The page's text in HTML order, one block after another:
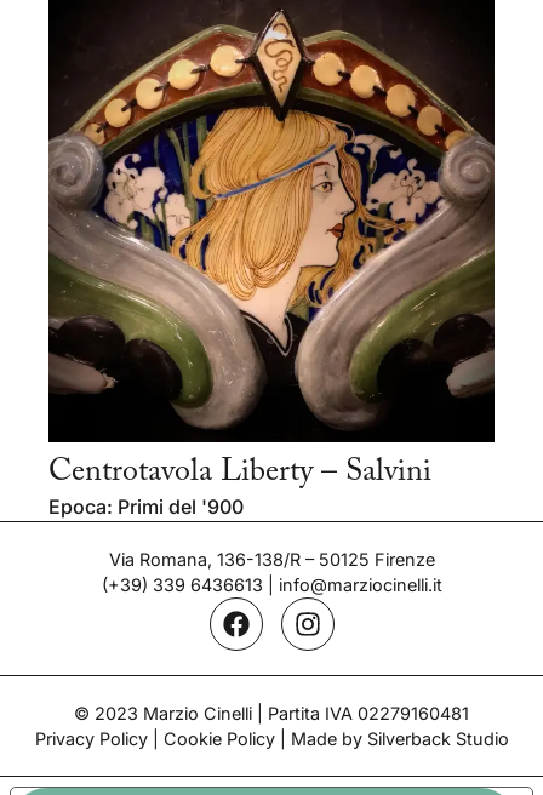
Centrotavola Liberty – Salvini
Epoca: Primi del '900
Via Romana, 136-138/R – 50125 Firenze
(+39) 339 6436613
info@marziocinelli.it
© 2023 Marzio Cinelli | Partita IVA 02279160481
Privacy Policy| Cookie Policy| Made by Silverback Studio